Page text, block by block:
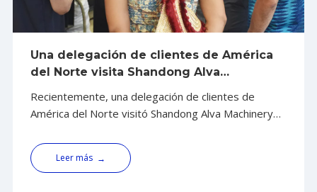
Una delegación de clientes de América
del Norte visita Shandong Alva
negociación
Recientemente, una delegación de clientes de
América del Norte visitó Shandong Alva Machinery
Grupo') para una inspección in situ y negociaciones
comerciales. La visita tuvo como objetivo obtener
Leer más →